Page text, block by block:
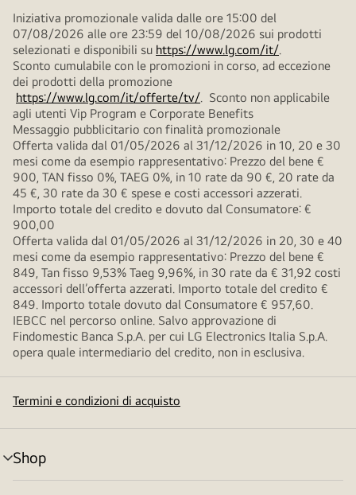
Iniziativa promozionale valida dalle ore 15:00 del
07/08/2026 alle ore 23:59 del 10/08/2026 sui prodotti
selezionati e disponibili su https://www.lg.com/it/.
Sconto cumulabile con le promozioni in corso, ad eccezione
dei prodotti della promozione
https://www.lg.com/it/offerte/tv/. Sconto non applicabile
agli utenti Vip Program e Corporate Benefits
Messaggio pubblicitario con finalità promozionale
Offerta valida dal 01/05/2026 al 31/12/2026 in 10, 20 e 30
mesi come da esempio rappresentativo: Prezzo del bene €
900, TAN fisso 0%, TAEG 0%, in 10 rate da 90 €, 20 rate da
45 €, 30 rate da 30 € spese e costi accessori azzerati.
Importo totale del credito e dovuto dal Consumatore: €
900,00
Offerta valida dal 01/05/2026 al 31/12/2026 in 20, 30 e 40
mesi come da esempio rappresentativo: Prezzo del bene €
849, Tan fisso 9,53% Taeg 9,96%, in 30 rate da € 31,92 costi
accessori dell’offerta azzerati. Importo totale del credito €
849. Importo totale dovuto dal Consumatore € 957,60.
IEBCC nel percorso online. Salvo approvazione di
Findomestic Banca S.p.A. per cui LG Electronics Italia S.p.A.
opera quale intermediario del credito, non in esclusiva.
Termini e condizioni di acquisto
Shop
Attivazione
menu